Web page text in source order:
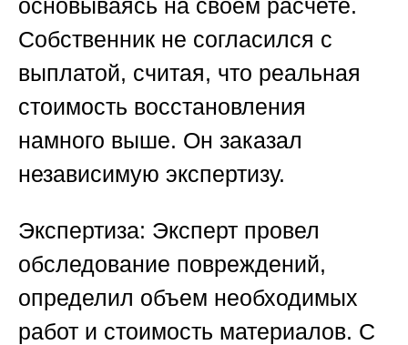
основываясь на своем расчете.
Собственник не согласился с
выплатой, считая, что реальная
стоимость восстановления
намного выше. Он заказал
независимую экспертизу.
Экспертиза: Эксперт провел
обследование повреждений,
определил объем необходимых
работ и стоимость материалов. С